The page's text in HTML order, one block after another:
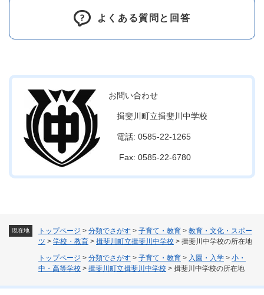
現在地 トップページ > 分類でさがす > 子育て・教育 > 教育・文化・スポー
ツ > 学校・教育 > 揖斐川町立揖斐川中学校 > 揖斐川中学校の所在地
トップページ > 分類でさがす > 子育て・教育 > 入園・入学 > 小・
中・高等学校 > 揖斐川町立揖斐川中学校 > 揖斐川中学校の所在地
よくある質問と回答
お問い合わせ
揖斐川町立揖斐川中学校
電話: 0585-22-1265
Fax: 0585-22-6780